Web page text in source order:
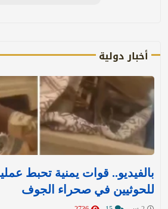
أخبار دولية
بالفيديو.. قوات يمنية تحبط
للحوثيين في صحراء الجوف